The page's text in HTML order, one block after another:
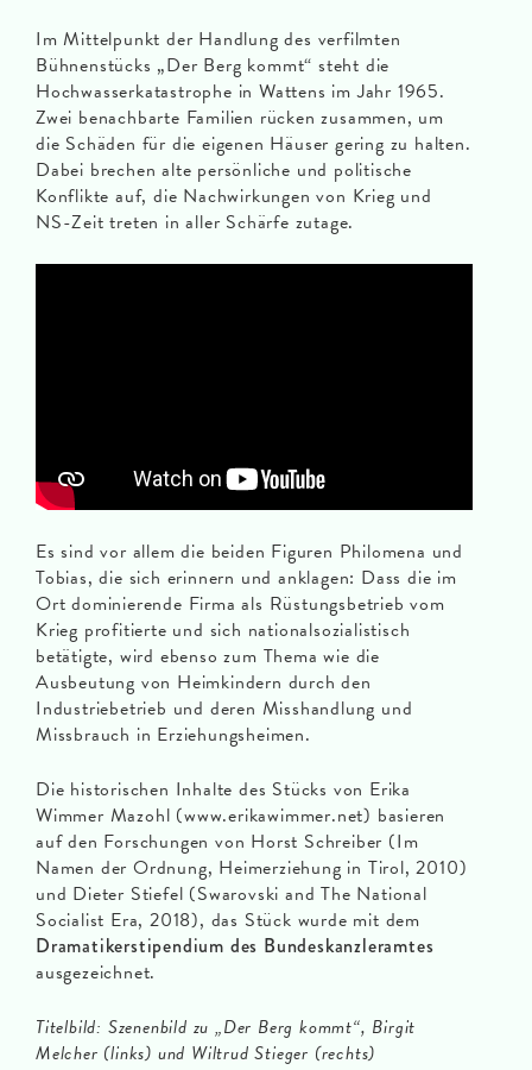
Im Mittelpunkt der Handlung des verfilmten
Bühnenstücks „Der Berg kommt“ steht die
Hochwasserkatastrophe in Wattens im Jahr 1965.
Zwei benachbarte Familien rücken zusammen, um
die Schäden für die eigenen Häuser gering zu halten.
Dabei brechen alte persönliche und politische
Konflikte auf, die Nachwirkungen von Krieg und
NS-Zeit treten in aller Schärfe zutage.
Es sind vor allem die beiden Figuren Philomena und
Tobias, die sich erinnern und anklagen: Dass die im
Ort dominierende Firma als Rüstungsbetrieb vom
Krieg profitierte und sich nationalsozialistisch
betätigte, wird ebenso zum Thema wie die
Ausbeutung von Heimkindern durch den
Industriebetrieb und deren Misshandlung und
Missbrauch in Erziehungsheimen.
Die historischen Inhalte des Stücks von Erika
Wimmer Mazohl (www.erikawimmer.net) basieren
auf den Forschungen von Horst Schreiber (Im
Namen der Ordnung, Heimerziehung in Tirol, 2010)
und Dieter Stiefel (Swarovski and The National
Socialist Era, 2018), das Stück wurde mit dem
Dramatikerstipendium des Bundeskanzleramtes
ausgezeichnet.
Titelbild: Szenenbild zu „Der Berg kommt“, Birgit
Melcher (links) und Wiltrud Stieger (rechts)